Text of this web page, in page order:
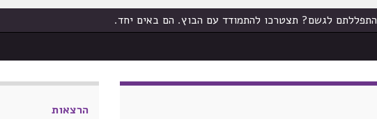
התפללתם לגשם? תצטרכו להתמודד עם הבוץ. הם באים יחד.
הרצאות